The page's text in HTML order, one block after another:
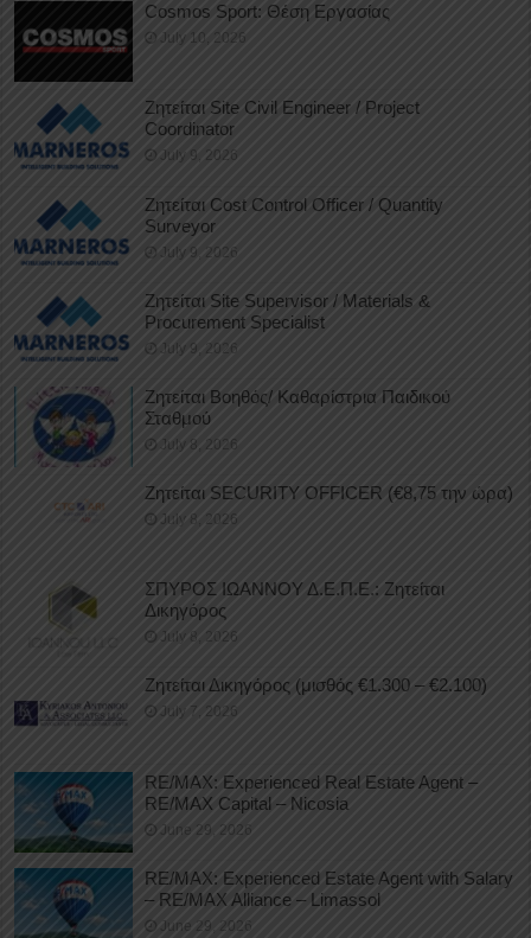
Cosmos Sport: Θέση Εργασίας
July 10, 2026
Ζητείται Site Civil Engineer / Project
Coordinator
July 9, 2026
Ζητείται Cost Control Officer / Quantity
Surveyor
July 9, 2026
Ζητείται Site Supervisor / Materials &
Procurement Specialist
July 9, 2026
Ζητείται Βοηθός/ Καθαρίστρια Παιδικού
Σταθμού
July 8, 2026
Ζητείται SECURITY OFFICER (€8,75 την ώρα)
July 8, 2026
ΣΠΥΡΟΣ ΙΩΑΝΝΟΥ Δ.Ε.Π.Ε.: Ζητείται
Δικηγόρος
July 8, 2026
Ζητείται Δικηγόρος (μισθός €1.300 – €2.100)
July 7, 2026
RE/MAX: Experienced Real Estate Agent –
RE/MAX Capital – Nicosia
June 29, 2026
RE/MAX: Experienced Estate Agent with Salary
– RE/MAX Alliance – Limassol
June 29, 2026